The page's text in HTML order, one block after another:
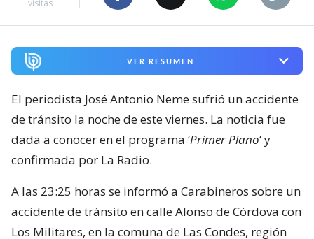
visitas
VER RESUMEN
El periodista José Antonio Neme sufrió un accidente
de tránsito la noche de este viernes. La noticia fue
dada a conocer en el programa ‘Primer Plano‘ y
confirmada por La Radio.
A las 23:25 horas se informó a Carabineros sobre un
accidente de tránsito en calle Alonso de Córdova con
Los Militares, en la comuna de Las Condes, región